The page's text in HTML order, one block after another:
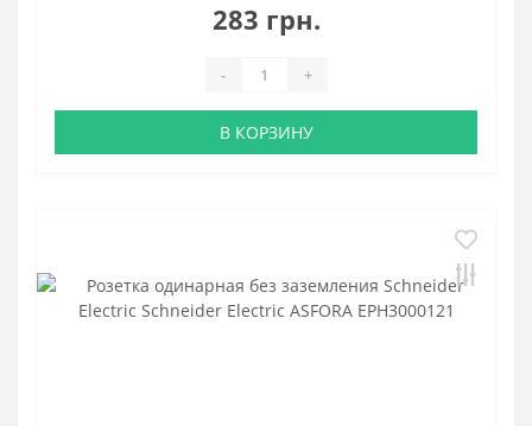
283 грн.
- +
В КОРЗИНУ